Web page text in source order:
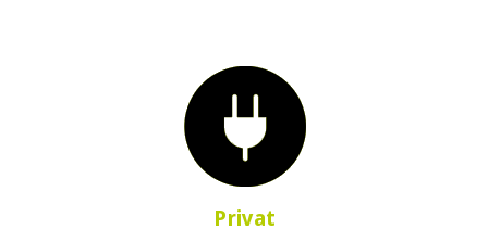
Privat